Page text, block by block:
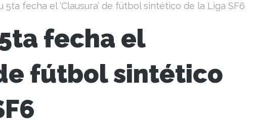
5ta fecha el ‘Clausura’ de fútbol sintético de la Liga SF6
fecha el
de fútbol sintético